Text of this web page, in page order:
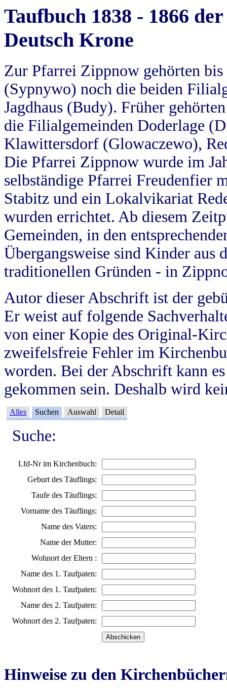
Taufbuch 1838 - 1866
Deutsch Krone
Zur Pfarrei Zippnow gehörten
(Sypnywo) noch die beiden
Jagdhaus (Budy). Früher
die Filialgemeinden Doderlage
Klawittersdorf (Glowaczewo),
Die Pfarrei Zippnow wurde im
selbständige Pfarrei Freudenfier
Stabitz und ein Lokalvikariat
wurden errichtet. Ab diesem
Gemeinden, in den
Übergangsweise sind Kinder aus
traditionellen Gründen - in
Autor dieser Abschrift ist der
Er weist auf folgende
von einer Kopie des Original-
zweifelsfreie Fehler im
worden. Bei der Abschrift kann
gekommen sein. Deshalb wird
Alles Suchen Auswahl Detail
Suche:
Lfd-Nr im Kirchenbuch:
Geburt des Täuflings:
Taufe des Täuflings:
Vorname des Täuflings:
Name des Vaters:
Name der Mutter:
Wohnort der Eltern :
Name des 1. Taufpaten:
Wohnort des 1. Taufpaten:
Name des 2. Taufpaten:
Wohnort des 2. Taufpaten:
Hinweise zu den